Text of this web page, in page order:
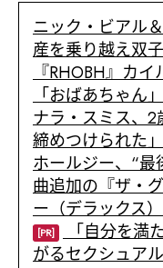
ニック・ビアル
産を乗り越え双
『RHOBH』カ
「おばあちゃん
ナラ・スミス、
締めつけられた」
ホールジー、“
曲追加の『ザ・
ー（デラックス
[PR]
「自分を満
がるセクシュア